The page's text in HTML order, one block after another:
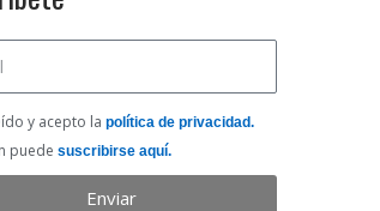
y acepto la política de privacidad.
puede suscribirse aquí.
Enviar